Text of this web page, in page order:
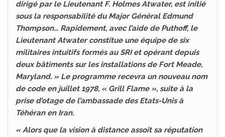
dirigé par le Lieutenant F. Holmes Atwater, est initié
sous la responsabilité du Major Général Edmund
Thompson… Rapidement, avec l’aide de Puthoff, le
Lieutenant Atwater constitue une équipe de six
militaires intuitifs formés au SRI et opérant depuis
deux bâtiments sur les installations de Fort Meade,
Maryland. » Le programme recevra un nouveau nom
de code en juillet 1978, « Grill Flame », suite à la
prise d’otage de l’ambassade des Etats-Unis à
Téhéran en Iran.
« Alors que la vision à distance assoit sa réputation